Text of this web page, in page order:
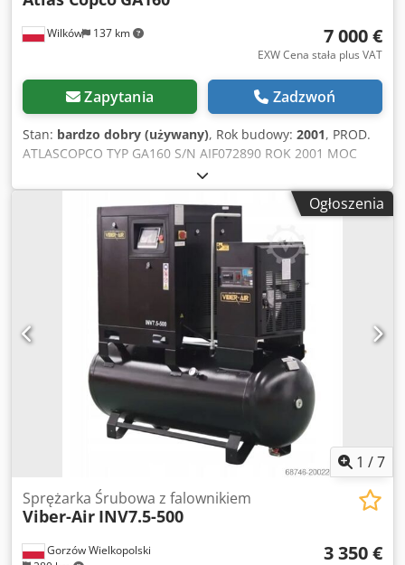
Wilków 137 km 7 000 €
EXW Cena stała plus VAT
Zapytania Zadzwoń
Stan: bardzo dobry (używany), Rok budowy: 2001, PROD.
ATLASCOPCO TYP GA160 S/N AIF072890 ROK 2001 MOC
(kW) 167 WYDAJ. (m3/min) 21 CIS (bar) 8.5 GODZ
(DOC/OGÓL) FALOWNIK nie WBUD. OSUSZACZ nie
WYMIENNIK nie CHŁODZONA (POW/WODA) powietrze NA
ZBIORNIKU nie DOKUMENTY nie PRZYŁĄCZE 3
NOWA/UŻYWANA UŻYWANA Dodpfxozq Afus Ag Dskr
Ogłoszenia
1 /7
Gorzów Wielkopolski
Sprężarka Śrubowa z falownikiem
Viber-Air INV7.5-500
3 350 €